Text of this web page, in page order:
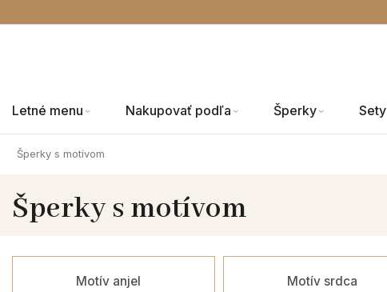
Letné menu Nakupovať podľa Šperky
Šperky s motívom
Šperky s motívom
Motív anjel Motív srdca